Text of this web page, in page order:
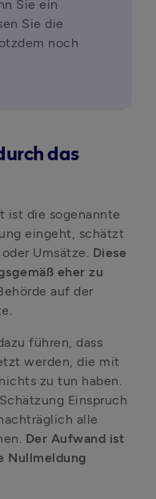
Sie ein
Sie die
noch
das
ist die sogenannte
eingeht, schätzt
Umsätze. Diese
eher zu
auf der
führen, dass
werden, die mit
zu tun haben.
Einspruch
alle
Der Aufwand ist
Nullmeldung